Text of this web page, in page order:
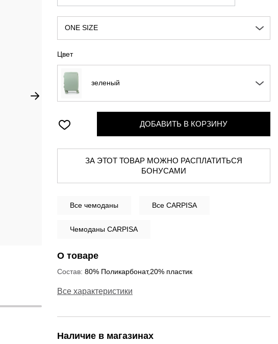
ONE SIZE
Цвет
зеленый
ДОБАВИТЬ В КОРЗИНУ
ЗА ЭТОТ ТОВАР МОЖНО РАСПЛАТИТЬСЯ
БОНУСАМИ
Все чемоданы Все CARPISA
Чемоданы CARPISA
О товаре
Состав: 80% Поликарбонат,20% пластик
Все характеристики
Наличие в магазинах